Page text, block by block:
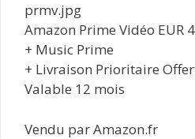
prmv.jpg
Amazon Prime Vidéo EUR
+ Music Prime
+ Livraison Prioritaire
Valable 12 mois
Vendu par Amazon.fr